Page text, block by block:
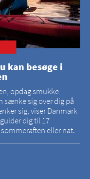
kan besøge i
opdag smukke
sænke sig over dig på
sig, viser Danmark
dig til 17
eller nat.